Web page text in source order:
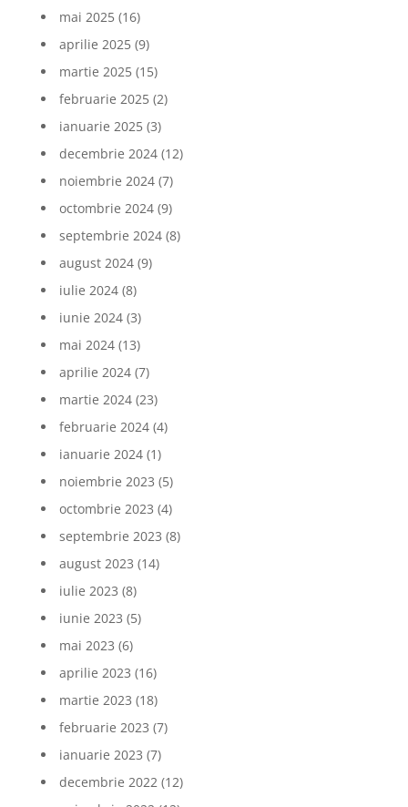
mai 2025(16)
aprilie 2025(9)
martie 2025(15)
februarie 2025(2)
ianuarie 2025(3)
decembrie 2024(12)
noiembrie 2024(7)
octombrie 2024(9)
septembrie 2024(8)
august 2024(9)
iulie 2024(8)
iunie 2024(3)
mai 2024(13)
aprilie 2024(7)
martie 2024(23)
februarie 2024(4)
ianuarie 2024(1)
noiembrie 2023 (5)
octombrie 2023 (4)
septembrie 2023 (8)
august 2023 (14)
iulie 2023 (8)
iunie 2023 (5)
mai 2023 (6)
aprilie 2023 (16)
martie 2023 (18)
februarie 2023 (7)
ianuarie 2023 (7)
decembrie 2022(12)